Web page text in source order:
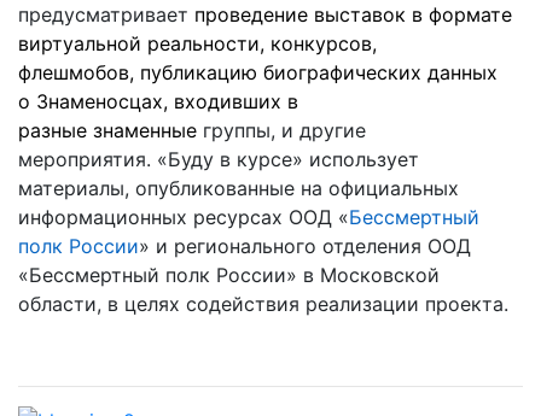
предусматривает проведение выставок в формате
виртуальной реальности, конкурсов,
флешмобов, публикацию биографических данных
о Знаменосцах, входивших в
разные знаменные группы, и другие
мероприятия. «Буду в курсе» использует
материалы, опубликованные на официальных
информационных ресурсах ООД «Бессмертный
полк России» и регионального отделения ООД
«Бессмертный полк России» в Московской
области, в целях содействия реализации проекта.